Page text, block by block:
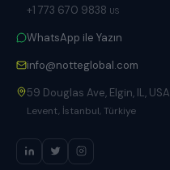
+1 773 670 9838 US
WhatsApp ile Yazın
info@notteglobal.com
59 Douglas Ave, Elgin, IL, USA
Levent, İstanbul, Türkiye